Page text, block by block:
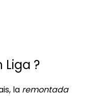
Liga ?
la remontada